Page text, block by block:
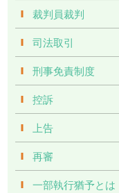
裁判員裁判
司法取引
刑事免責制度
控訴
上告
再審
一部執行猶予とは